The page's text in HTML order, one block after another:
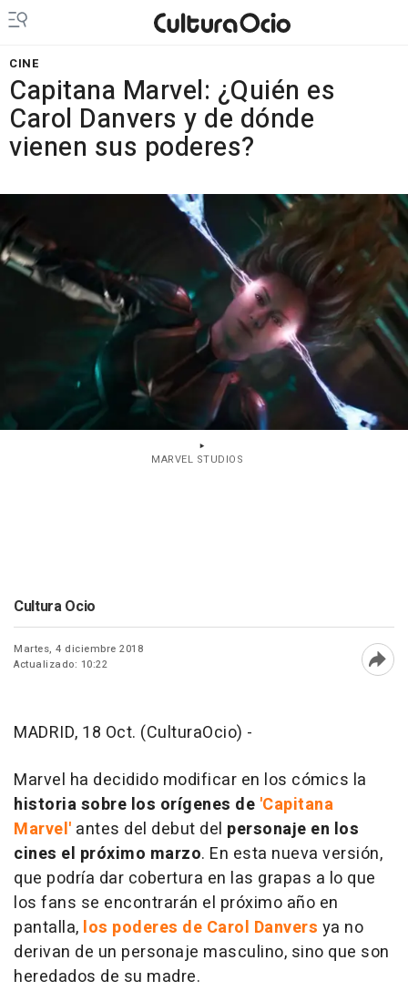
CINE
Capitana Marvel: ¿Quién es
Carol Danvers y de dónde
vienen sus poderes?
MARVEL STUDIOS
Cultura Ocio
Martes, 4 diciembre 2018
Actualizado: 10:22
MADRID, 18 Oct. (CulturaOcio) -
Marvel ha decidido modificar en los cómics la
historia sobre los orígenes de 'Capitana
Marvel' antes del debut del personaje en los
cines el próximo marzo. En esta nueva versión,
que podría dar cobertura en las grapas a lo que
los fans se encontrarán el próximo año en
pantalla, los poderes de Carol Danvers ya no
derivan de un personaje masculino, sino que son
heredados de su madre.